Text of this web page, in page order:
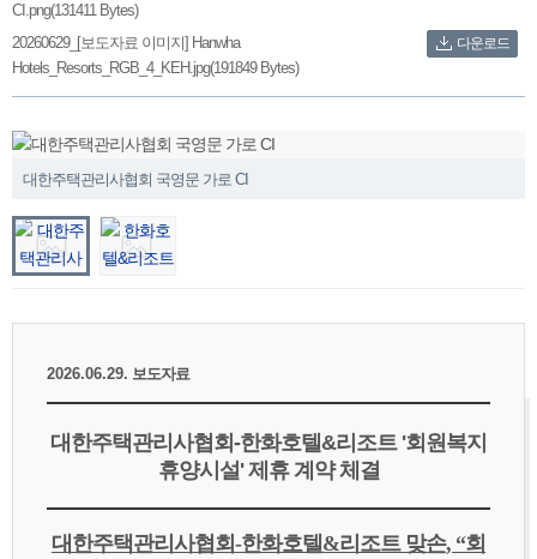
CI.png(131411 Bytes)
20260629_[보도자료 이미지] Hanwha
Hotels_Resorts_RGB_4_KEH.jpg(191849 Bytes)
다운로드
대한주택관리사협회 국영문 가로 CI
2026.06.29. 보도자료
대한주택관리사협회-한화호텔&리조트 '회원복지
휴양시설' 제휴 계약 체결
대한주택관리사협회-한화호텔 &리조트 맞손, “회